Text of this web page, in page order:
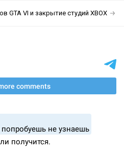
GTA VI и закрытие студий XBOX